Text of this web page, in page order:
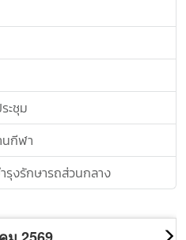
ะชุม
นกีฬา
รุงรักษารถส่วนกลาง